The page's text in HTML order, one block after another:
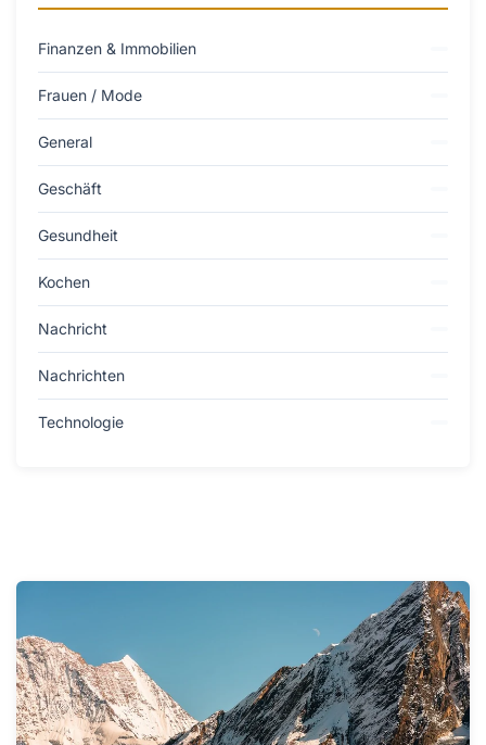
Finanzen & Immobilien
Frauen / Mode
General
Geschäft
Gesundheit
Kochen
Nachricht
Nachrichten
Technologie